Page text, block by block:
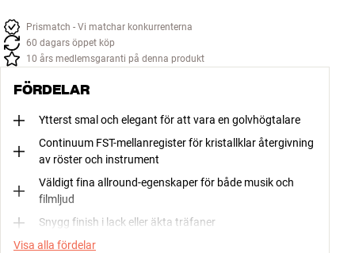
Prismatch - Vi matchar konkurrenterna
60 dagars öppet köp
10 års medlemsgaranti på denna produkt
FÖRDELAR
Ytterst smal och elegant för att vara en golvhögtalare
Continuum FST-mellanregister för kristallklar återgivning
av röster och instrument
Väldigt fina allround-egenskaper för både musik och
filmljud
Snygg finish i lack eller äkta träfaner
Visa alla fördelar